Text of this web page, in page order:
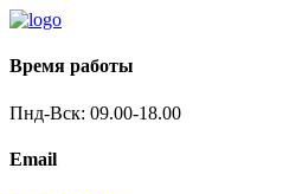
Время работы
Пнд-Вск: 09.00-18.00
Email